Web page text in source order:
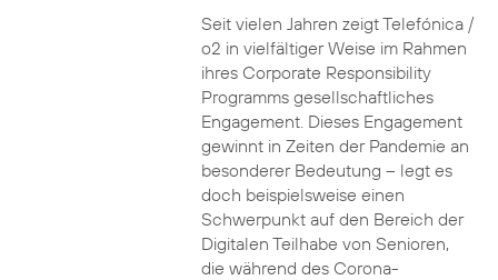
Seit vielen Jahren zeigt Telefónica /
o2 in vielfältiger Weise im Rahmen
ihres Corporate Responsibility
Programms gesellschaftliches
Engagement. Dieses Engagement
gewinnt in Zeiten der Pandemie an
besonderer Bedeutung – legt es
doch beispielsweise einen
Schwerpunkt auf den Bereich der
Digitalen Teilhabe von Senioren,
die während des Corona-